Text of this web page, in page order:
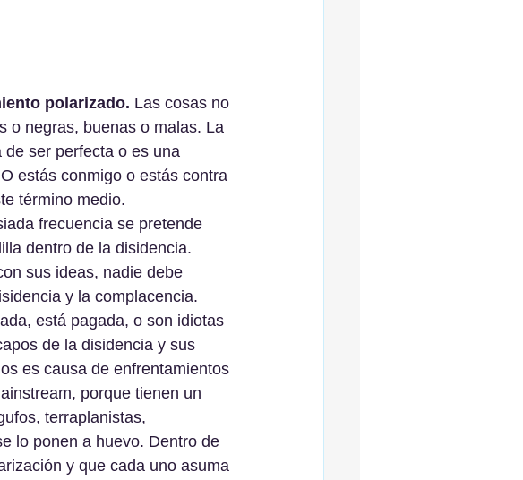
polarizado. Las cosas no
o negras, buenas o malas. La
de ser perfecta o es una
estás conmigo o estás contra
término medio.
frecuencia se pretende
dentro de la disidencia.
sus ideas, nadie debe
y la complacencia.
está pagada, o son idiotas
de la disidencia y sus
es causa de enfrentamientos
porque tienen un
terraplanistas,
lo ponen a huevo. Dentro de
y que cada uno asuma